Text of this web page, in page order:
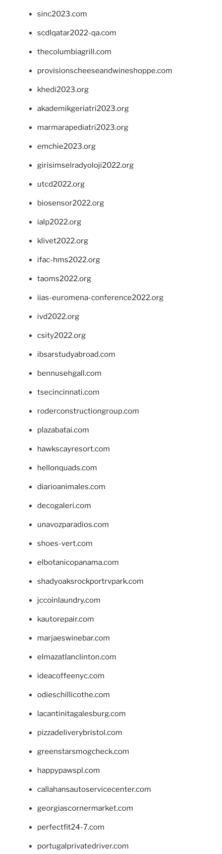
sinc2023.com
scdlqatar2022-qa.com
thecolumbiagrill.com
provisionscheeseandwineshoppe.com
khedi2023.org
akademikgeriatri2023.org
marmarapediatri2023.org
emchie2023.org
girisimselradyoloji2022.org
utcd2022.org
biosensor2022.org
ialp2022.org
klivet2022.org
ifac-hms2022.org
taoms2022.org
iias-euromena-conference2022.org
ivd2022.org
csity2022.org
ibsarstudyabroad.com
bennusehgall.com
tsecincinnati.com
roderconstructiongroup.com
plazabatai.com
hawkscayresort.com
hellonquads.com
diarioanimales.com
decogaleri.com
unavozparadios.com
shoes-vert.com
elbotanicopanama.com
shadyoaksrockportrvpark.com
jccoinlaundry.com
kautorepair.com
marjaeswinebar.com
elmazatlanclinton.com
ideacoffeenyc.com
odieschillicothe.com
lacantinitagalesburg.com
pizzadeliverybristol.com
greenstarsmogcheck.com
happypawspl.com
callahansautoservicecenter.com
georgiascornermarket.com
perfectfit24-7.com
portugalprivatedriver.com